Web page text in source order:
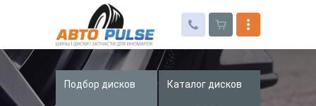
Автошины
Подбор дисков Каталог дисков